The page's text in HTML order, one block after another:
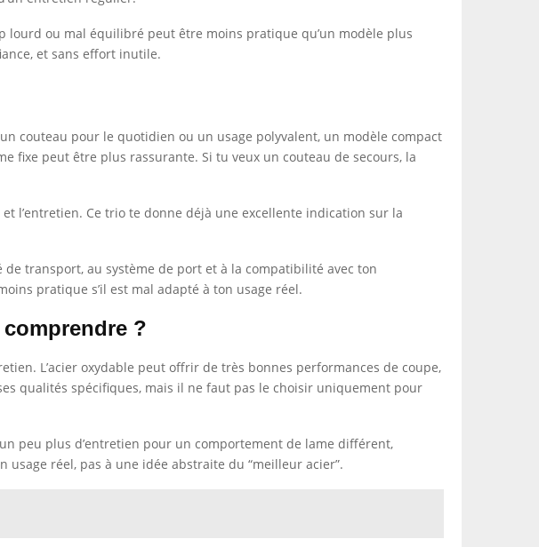
lourd ou mal équilibré peut être moins pratique qu’un modèle plus
et sans effort inutile.
couteau pour le quotidien ou un usage polyvalent, un modèle compact
fixe peut être plus rassurante. Si tu veux un couteau de secours, la
l’entretien. Ce trio te donne déjà une excellente indication sur la
transport, au système de port et à la compatibilité avec ton
pratique s’il est mal adapté à ton usage réel.
?
L’acier oxydable peut offrir de très bonnes performances de coupe,
qualités spécifiques, mais il ne faut pas le choisir uniquement pour
peu plus d’entretien pour un comportement de lame différent,
réel, pas à une idée abstraite du “meilleur acier”.